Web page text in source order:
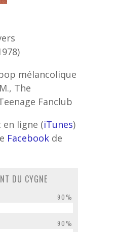
mélancolique
The
Fanclub
en ligne (iTunes)
Facebook de
DU CYGNE
90%
90%